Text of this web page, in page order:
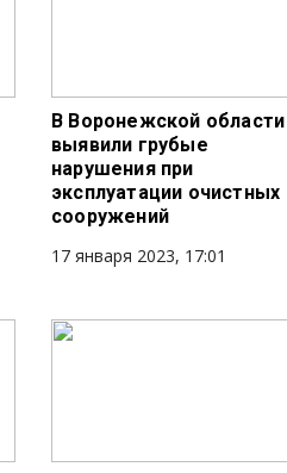
В Воронежской области
выявили грубые
нарушения при
эксплуатации очистных
сооружений
17 января 2023, 17:01